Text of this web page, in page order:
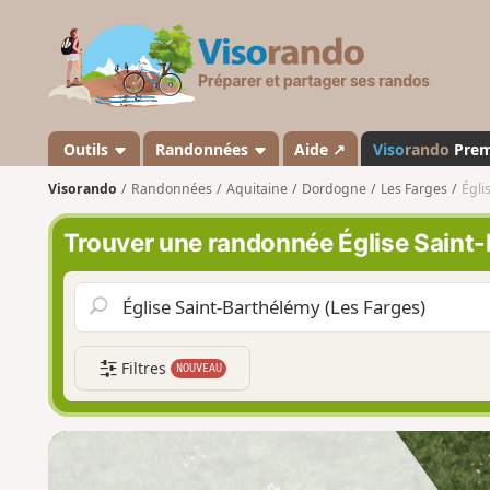
s
a
n
d
o
Outils Randonnées Aide ↗ Visorando
Visorando Randonnées Aquitaine Dordogne Les Farges
Trouver une randonnée Église
Filtres NOUVEAU